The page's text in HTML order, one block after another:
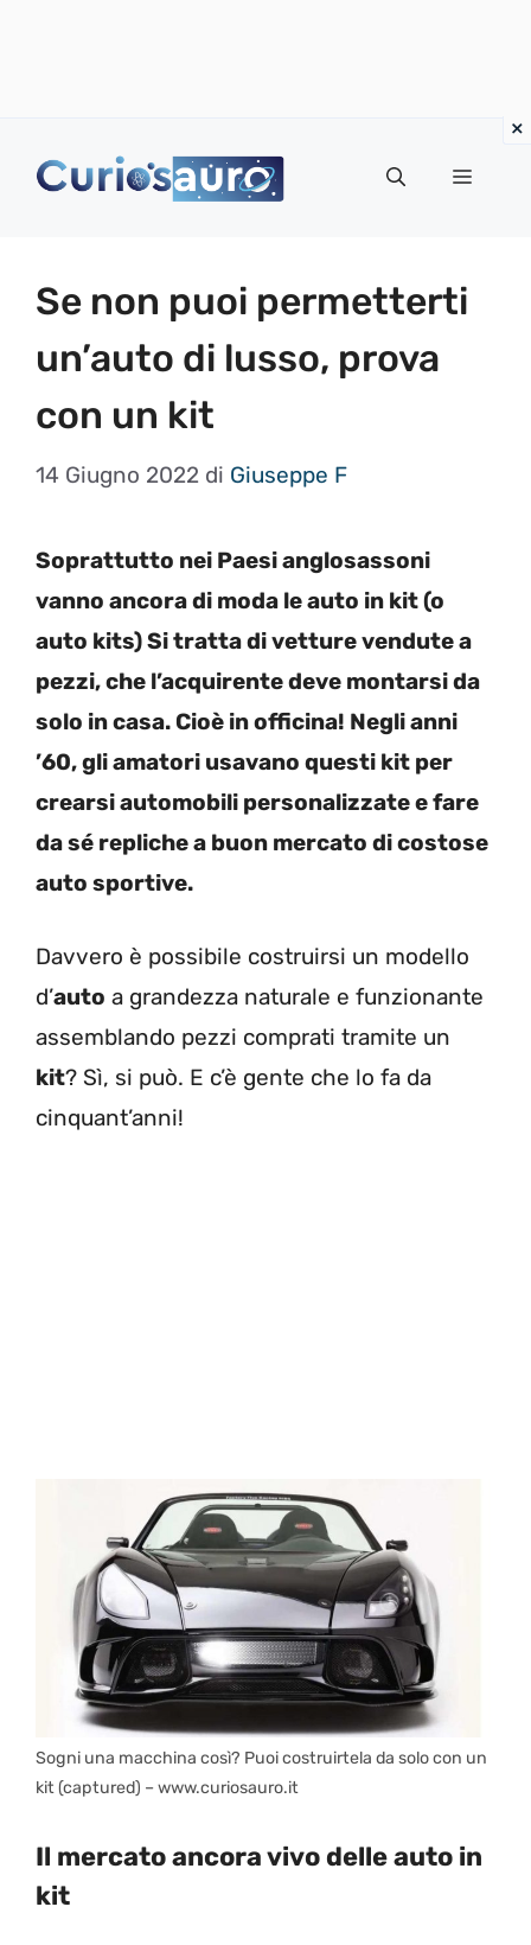
Menu
Se non puoi permetterti
un’auto di lusso, prova
con un kit
14 Giugno 2022 di Giuseppe F
Soprattutto nei Paesi anglosassoni
vanno ancora di moda le auto in kit (o
auto kits) Si tratta di vetture vendute a
pezzi, che l’acquirente deve montarsi da
solo in casa. Cioè in officina! Negli anni
’60, gli amatori usavano questi kit per
crearsi automobili personalizzate e fare
da sé repliche a buon mercato di costose
auto sportive.
Davvero è possibile costruirsi un modello
d’auto a grandezza naturale e funzionante
assemblando pezzi comprati tramite un
kit? Sì, si può. E c’è gente che lo fa da
cinquant’anni!
Sogni una macchina così? Puoi costruirtela da solo con un
kit (captured) – www.curiosauro.it
Il mercato ancora vivo delle auto in
kit